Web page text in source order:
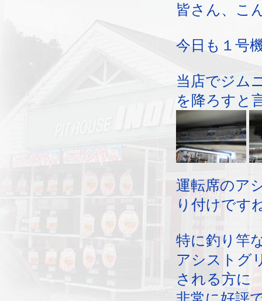
皆さん、こ
今日も１号
当店でジム
を降ろすと
運転席のア
り付けです
特に釣り竿
アシストグ
される方に